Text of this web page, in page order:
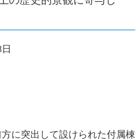
に突出して設けられた付属棟